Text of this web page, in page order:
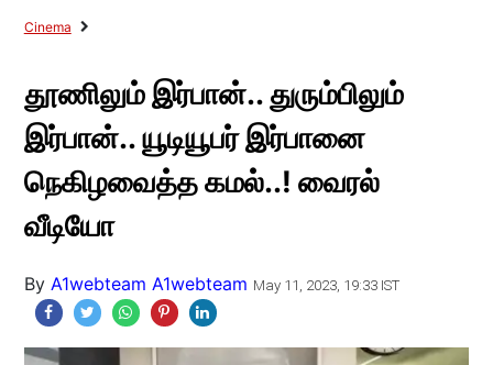
Cinema
தூணிலும் இர்பான்.. துரும்பிலும்
இர்பான்.. யூடியூபர் இர்பானை
நெகிழவைத்த கமல்..! வைரல்
வீடியோ
By A1webteam A1webteam May 11, 2023, 19:33 IST